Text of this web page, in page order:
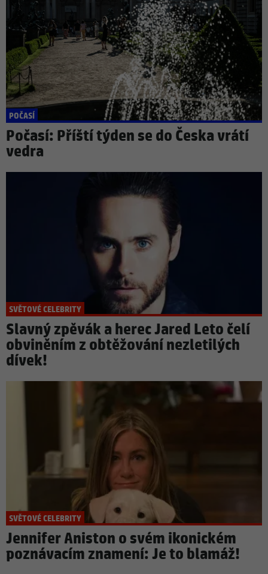
POČASÍ
Počasí: Příští týden se do Česka vrátí
vedra
SVĚTOVÉ CELEBRITY
Slavný zpěvák a herec Jared Leto čelí
obviněním z obtěžování nezletilých
dívek!
SVĚTOVÉ CELEBRITY
Jennifer Aniston o svém ikonickém
poznávacím znamení: Je to blamáž!